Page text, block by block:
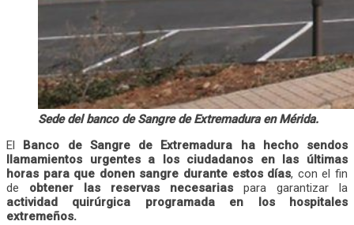
Sede del banco de Sangre de Extremadura en Mérida.
El Banco de Sangre de Extremadura ha hecho sendos
llamamientos urgentes a los ciudadanos en las últimas
horas para que donen sangre durante estos días, con el fin
de obtener las reservas necesarias para garantizar la
actividad quirúrgica programada en los hospitales
extremeños.